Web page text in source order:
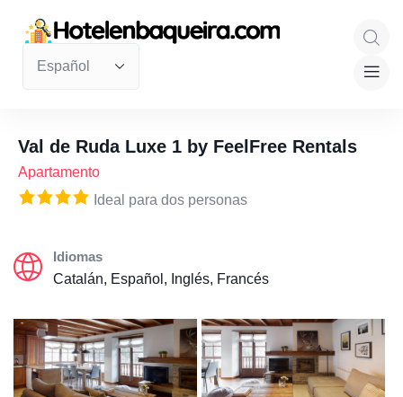
Val de Ruda Luxe 1 by FeelFree Rentals
Apartamento
Ideal para dos personas
Idiomas
Catalán, Español, Inglés, Francés